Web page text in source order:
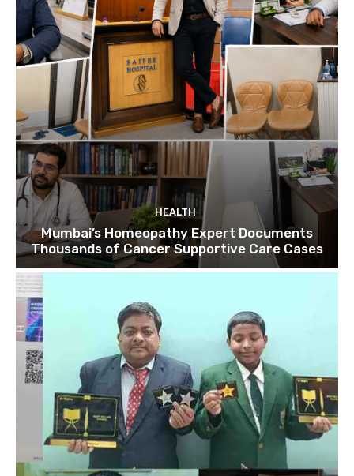
HEALTH
Mumbai’s Homeopathy Expert Documents
Thousands of Cancer Supportive Care Cases